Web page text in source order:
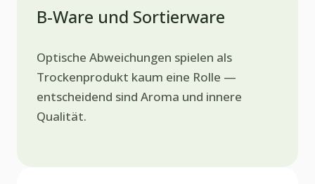
B-Ware und Sortierware
Optische Abweichungen spielen als
Trockenprodukt kaum eine Rolle —
entscheidend sind Aroma und innere
Qualität.